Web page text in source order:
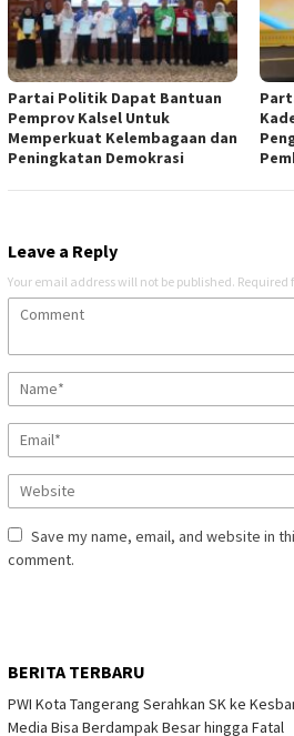
Partai Politik Dapat Bantuan
Pemprov Kalsel Untuk
Memperkuat Kelembagaan dan
Peningkatan Demokrasi
Leave a Reply
Your email address will not be published. Required
Save my name, email, and website in
comment.
BERITA TERBARU
PWI Kota Tangerang Serahkan SK ke
Media Bisa Berdampak Besar hingga Fatal